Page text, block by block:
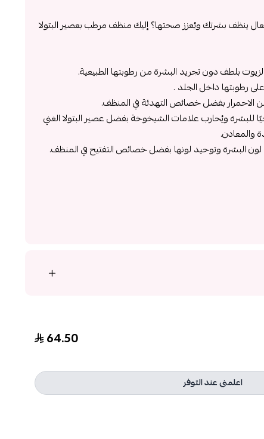
بشرتك ويُعزز صحتها؟ إليك منظف مرطب بعصير البتولا
بلطف دون تجريد البشرة من رطوبتها الطبيعية.
رطوبتها داخل الجلد .
الاحمرار بفضل خصائص التهدئة في المنظف.
للبشرة ويُحارب علامات الشيخوخة بفضل عصير البتولا الغني
والمعادن.
البشرة وتوحيد لونها بفضل خصائص التفتيح في المنظف.
64.50
اعلمني عند التوفر